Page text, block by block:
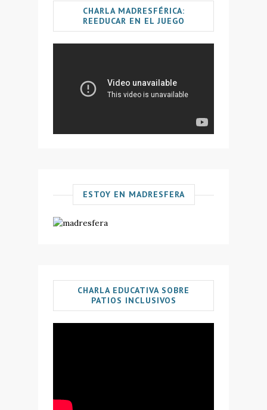
CHARLA MADRESFÉRICA:
REEDUCAR EN EL JUEGO
ESTOY EN MADRESFERA
CHARLA EDUCATIVA SOBRE
PATIOS INCLUSIVOS